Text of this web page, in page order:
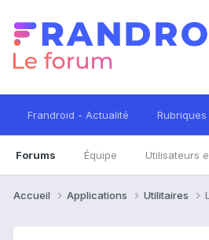
Frandroid - Actualité
Forums Équipe Utilisateurs
Accueil Applications Utilitaires